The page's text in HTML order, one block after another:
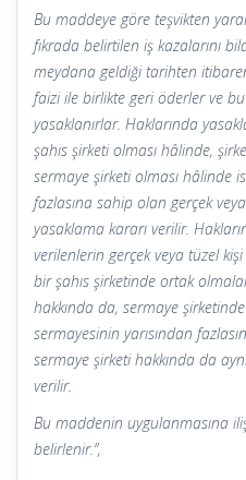
Bu maddeye göre teşvikten
fıkrada belirtilen iş kazalarını
meydana geldiği tarihten
faizi ile birlikte geri öderler ve
yasaklanırlar. Haklarında
şahıs şirketi olması hâlinde,
sermaye şirketi olması hâlinde
fazlasına sahip olan gerçek
yasaklama kararı verilir.
verilenlerin gerçek veya tüzel
bir şahıs şirketinde ortak
hakkında da, sermaye
sermayesinin yarısından
sermaye şirketi hakkında da
verilir.
Bu maddenin uygulanmasına
belirlenir.”,